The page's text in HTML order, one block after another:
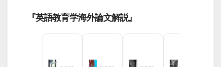
『英語教育学海外論文解説』